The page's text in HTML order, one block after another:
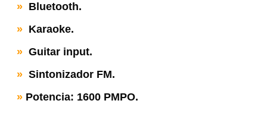
» Bluetooth.
» Karaoke.
» Guitar input.
» Sintonizador FM.
» Potencia: 1600 PMPO.